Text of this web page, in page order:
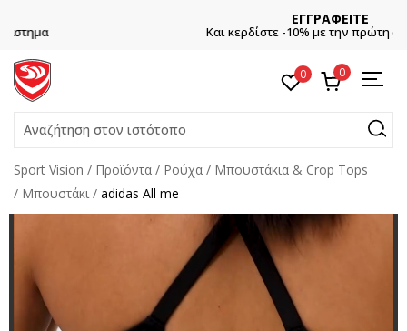
Και κερδίστε -10% με την πρώτη σας αγορά!
0 0
Αναζήτηση στον ιστότοπο
Sport Vision Προϊόντα Ρούχα
Μπουστάκια & Crop Tops
Μπουστάκι
adidas All me